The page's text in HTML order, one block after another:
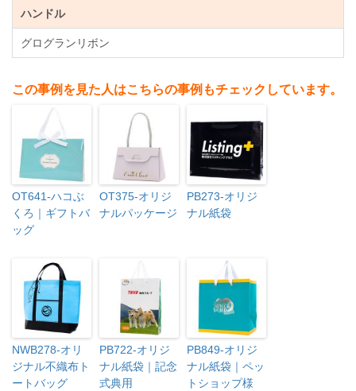
ハンドル
グログランリボン
この事例を見た人はこちらの事例もチェックしています。
OT641-ハコぶ
くろ｜ギフトバ
ッグ
OT375-オリジ
ナルパッケージ
PB273-オリジ
ナル紙袋
NWB278-オリ
ジナル不織布ト
ートバッグ
PB722-オリジ
ナル紙袋｜記念
式典用
PB849-オリジ
ナル紙袋｜ペッ
トショップ様